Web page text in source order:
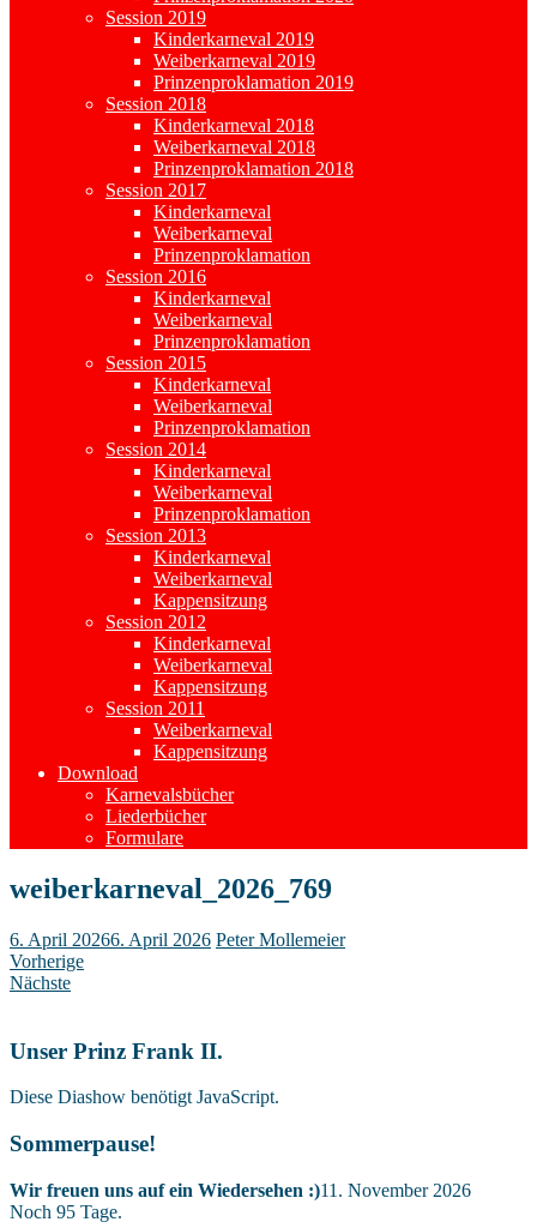
Session 2019
Kinderkarneval 2019
Weiberkarneval 2019
Prinzenproklamation 2019
Session 2018
Kinderkarneval 2018
Weiberkarneval 2018
Prinzenproklamation 2018
Session 2017
Kinderkarneval
Weiberkarneval
Prinzenproklamation
Session 2016
Kinderkarneval
Weiberkarneval
Prinzenproklamation
Session 2015
Kinderkarneval
Weiberkarneval
Prinzenproklamation
Session 2014
Kinderkarneval
Weiberkarneval
Prinzenproklamation
Session 2013
Kinderkarneval
Weiberkarneval
Kappensitzung
Session 2012
Kinderkarneval
Weiberkarneval
Kappensitzung
Session 2011
Weiberkarneval
Kappensitzung
Download
Karnevalsbücher
Liederbücher
Formulare
weiberkarneval_2026_769
6. April 20266. April 2026 Peter Mollemeier
Vorherige
Nächste
Unser Prinz Frank II.
Diese Diashow benötigt JavaScript.
Sommerpause!
Wir freuen uns auf ein Wiedersehen :)11. November 2026
Noch 95 Tage.